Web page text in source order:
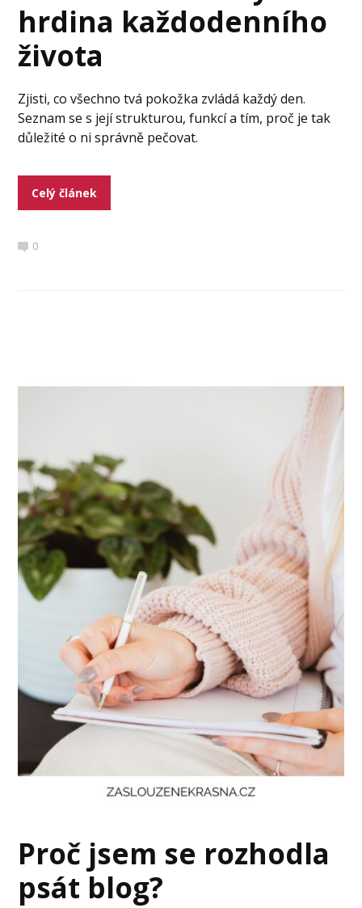
hrdina každodenního
života
Zjisti, co všechno tvá pokožka zvládá každý den.
Seznam se s její strukturou, funkcí a tím, proč je tak
důležité o ni správně pečovat.
Celý článek
0
Proč jsem se rozhodla
psát blog?